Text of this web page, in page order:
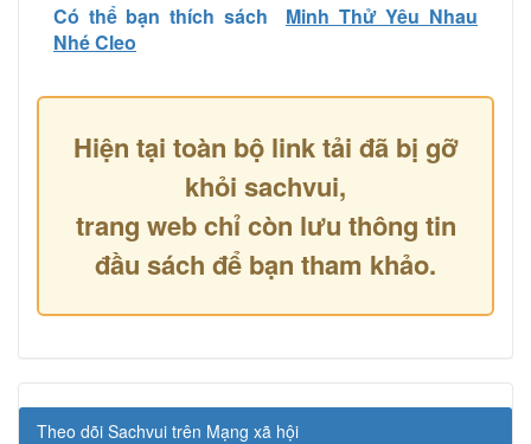
Có thể bạn thích sách
Minh Thử Yêu Nhau
Nhé Cleo
Hiện tại toàn bộ link tải đã bị gỡ
khỏi sachvui,
trang web chỉ còn lưu thông tin
đầu sách để bạn tham khảo.
Theo dõi Sachvui trên Mạng xã hội